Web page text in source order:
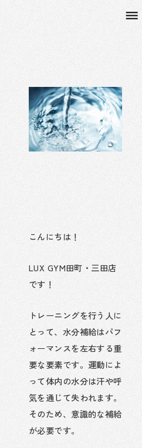
こんにちは！
LUX GYM田町・三田店
です！
トレーニングを行う人に
とって、水分補給はパフ
ォーマンスを左右する重
要な要素です。運動によ
って体内の水分は汗や呼
気を通じて失われます。
そのため、意識的な補給
が必要です。